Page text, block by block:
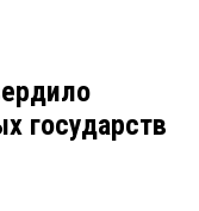
государств